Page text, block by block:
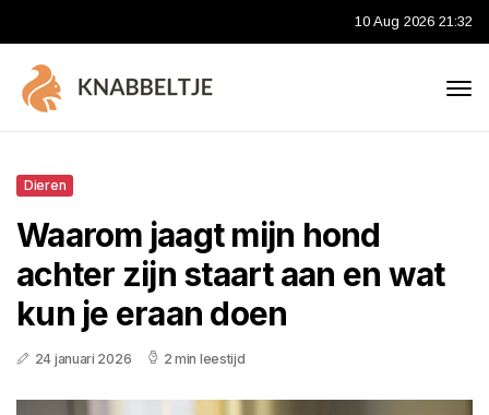
10 Aug 2026 21:32
Dieren
Waarom jaagt mijn hond
achter zijn staart aan en wat
kun je eraan doen
24 januari 2026 2 min leestijd